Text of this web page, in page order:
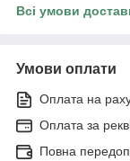
Всі умови
Умови оплати
Оплата на
Оплата за
Повна